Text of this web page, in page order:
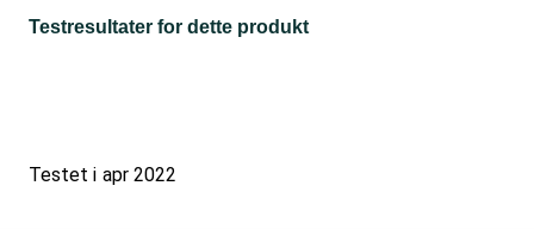
Testresultater for dette produkt
Testet i apr 2022